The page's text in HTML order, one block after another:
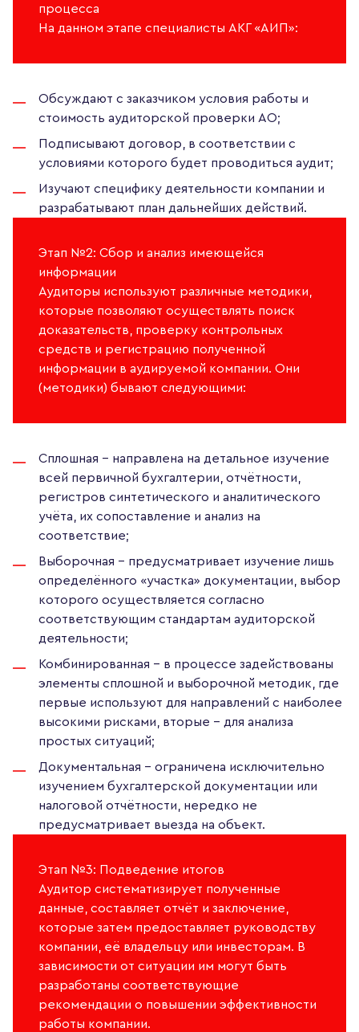
процесса
На данном этапе специалисты АКГ «АИП»:
Обсуждают с заказчиком условия работы и
стоимость аудиторской проверки АО;
Подписывают договор, в соответствии с
условиями которого будет проводиться аудит;
Изучают специфику деятельности компании и
разрабатывают план дальнейших действий.
Этап №2: Сбор и анализ имеющейся
информации
Аудиторы используют различные методики,
которые позволяют осуществлять поиск
доказательств, проверку контрольных
средств и регистрацию полученной
информации в аудируемой компании. Они
(методики) бывают следующими:
Сплошная – направлена на детальное изучение
всей первичной бухгалтерии, отчётности,
регистров синтетического и аналитического
учёта, их сопоставление и анализ на
соответствие;
Выборочная – предусматривает изучение лишь
определённого «участка» документации, выбор
которого осуществляется согласно
соответствующим стандартам аудиторской
деятельности;
Комбинированная – в процессе задействованы
элементы сплошной и выборочной методик, где
первые используют для направлений с наиболее
высокими рисками, вторые – для анализа
простых ситуаций;
Документальная – ограничена исключительно
изучением бухгалтерской документации или
налоговой отчётности, нередко не
предусматривает выезда на объект.
Этап №3: Подведение итогов
Аудитор систематизирует полученные
данные, составляет отчёт и заключение,
которые затем предоставляет руководству
компании, её владельцу или инвесторам. В
зависимости от ситуации им могут быть
разработаны соответствующие
рекомендации о повышении эффективности
работы компании.